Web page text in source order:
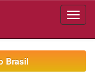
Brasil